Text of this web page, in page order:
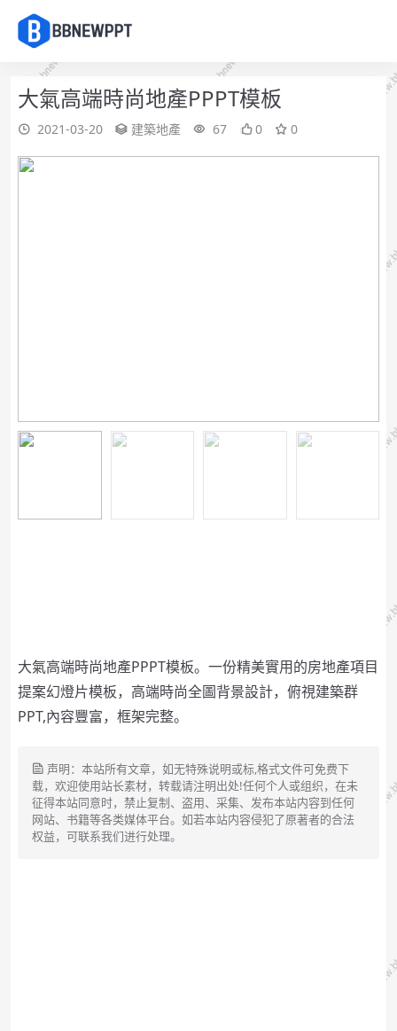
大氣高端時尚地產PPPT模板
2021-03-20 建築地產 67 0 0
大氣高端時尚地產PPPT模板。一份精美實用的房地產項目
提案幻燈片模板，高端時尚全圖背景設計，俯視建築群
PPT,內容豐富，框架完整。
声明：本站所有文章，如无特殊说明或标,格式文件可免费下
载，欢迎使用站长素材，转载请注明出处!任何个人或组织，在未
征得本站同意时，禁止复制、盗用、采集、发布本站内容到任何
网站、书籍等各类媒体平台。如若本站内容侵犯了原著者的合法
权益，可联系我们进行处理。